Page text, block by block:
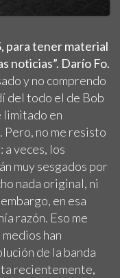
para tener material
noticias”. Darío Fo.
y no comprendo
del todo el de Bob
limitado en
Pero, no me resisto
a veces, los
muy sesgados por
nada original, ni
en esa
razón. Eso me
han
de la banda
recientemente,